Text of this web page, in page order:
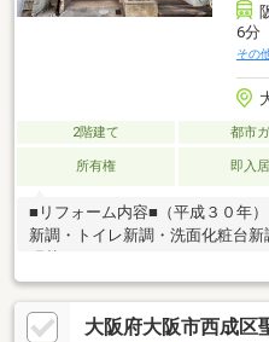
6分
その
2階建て 都市
所有権 即入
■リフォーム内容■（平成３０年
新調・トイレ新調・洗面化粧台新
張替
大阪府大阪市西成区